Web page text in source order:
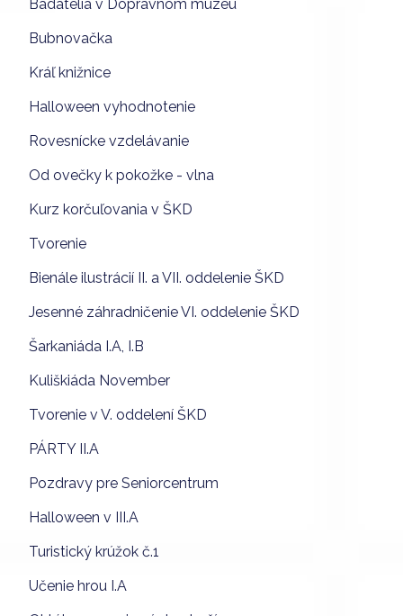
Bádatelia v Dopravnom múzeu
Bubnovačka
Kráľ knižnice
Halloween vyhodnotenie
Rovesnícke vzdelávanie
Od ovečky k pokožke - vlna
Kurz korčuľovania v ŠKD
Tvorenie
Bienále ilustrácií II. a VII. oddelenie ŠKD
Jesenné záhradničenie VI. oddelenie ŠKD
Šarkaniáda I.A, I.B
Kuliškiáda November
Tvorenie v V. oddelení ŠKD
PÁRTY II.A
Pozdravy pre Seniorcentrum
Halloween v III.A
Turistický krúžok č.1
Učenie hrou I.A